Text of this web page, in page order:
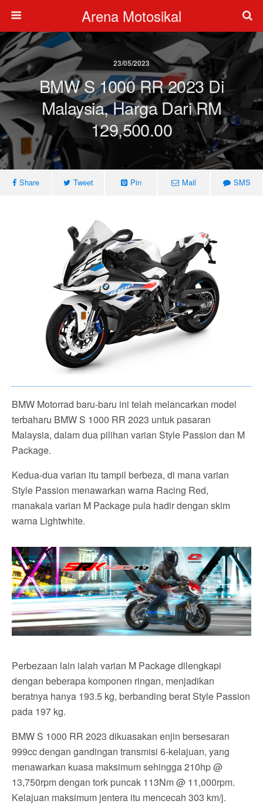
Arena Motosikal
23/05/2023
BMW S 1000 RR 2023 Di
Malaysia, Harga Dari RM
129,500.00
Share Tweet Pin Mail SMS
BMW Motorrad baru-baru ini telah melancarkan model
terbaharu BMW S 1000 RR 2023 untuk pasaran
Malaysia, dalam dua pilihan varian Style Passion dan M
Package.
Kedua-dua varian itu tampil berbeza, di mana varian
Style Passion menawarkan warna Racing Red,
manakala varian M Package pula hadir dengan skim
warna Lightwhite.
Perbezaan lain ialah varian M Package dilengkapi
dengan beberapa komponen ringan, menjadikan
beratnya hanya 193.5 kg, berbanding berat Style Passion
pada 197 kg.
BMW S 1000 RR 2023 dikuasakan enjin bersesaran
999cc dengan gandingan transmisi 6-kelajuan, yang
menawarkan kuasa maksimum sehingga 210hp @
13,750rpm dengan tork puncak 113Nm @ 11,000rpm.
Kelajuan maksimum jentera itu mencecah 303 km/j.